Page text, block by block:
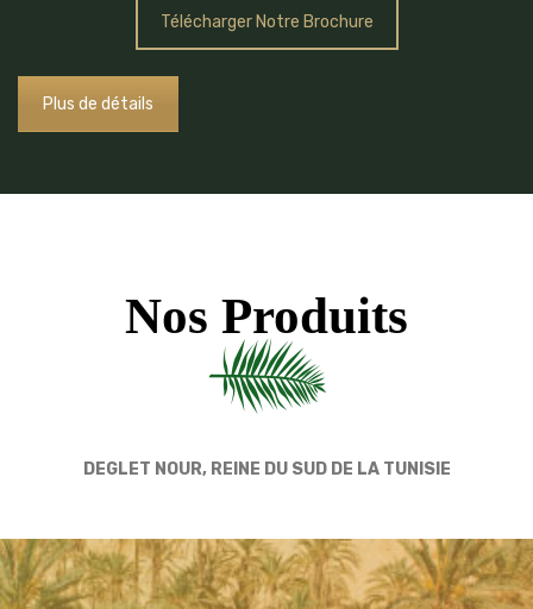
Télécharger Notre Brochure
Plus de détails
Nos Produits
DEGLET NOUR, REINE DU SUD DE LA TUNISIE